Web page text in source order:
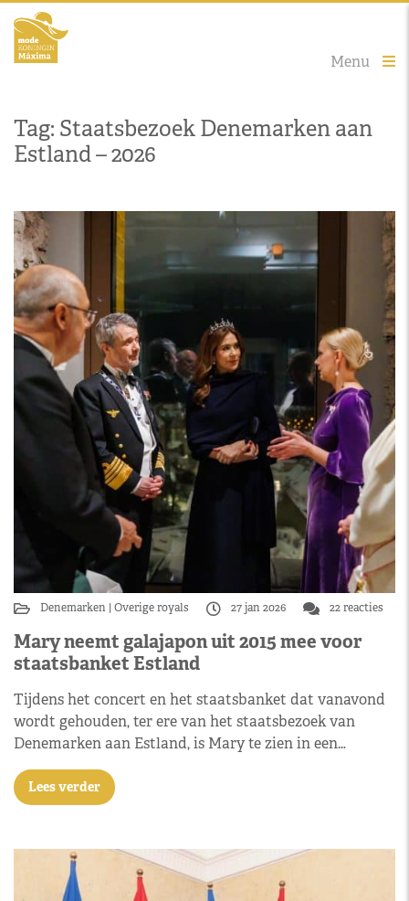
Menu
Tag: Staatsbezoek Denemarken aan
Estland – 2026
Denemarken Overige royals 27 jan 2026 22 reacties
Mary neemt galajapon uit 2015 mee voor
staatsbanket Estland
Tijdens het concert en het staatsbanket dat vanavond
wordt gehouden, ter ere van het staatsbezoek van
Denemarken aan Estland, is Mary te zien in een…
Lees verder